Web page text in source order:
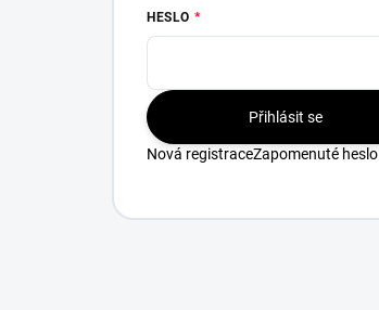
HESLO
Přihlásit se
Nová registraceZapomenuté heslo